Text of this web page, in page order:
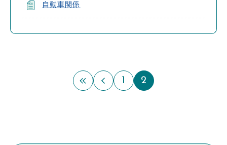
自動車関係
最初のページ
前のページ
1 2